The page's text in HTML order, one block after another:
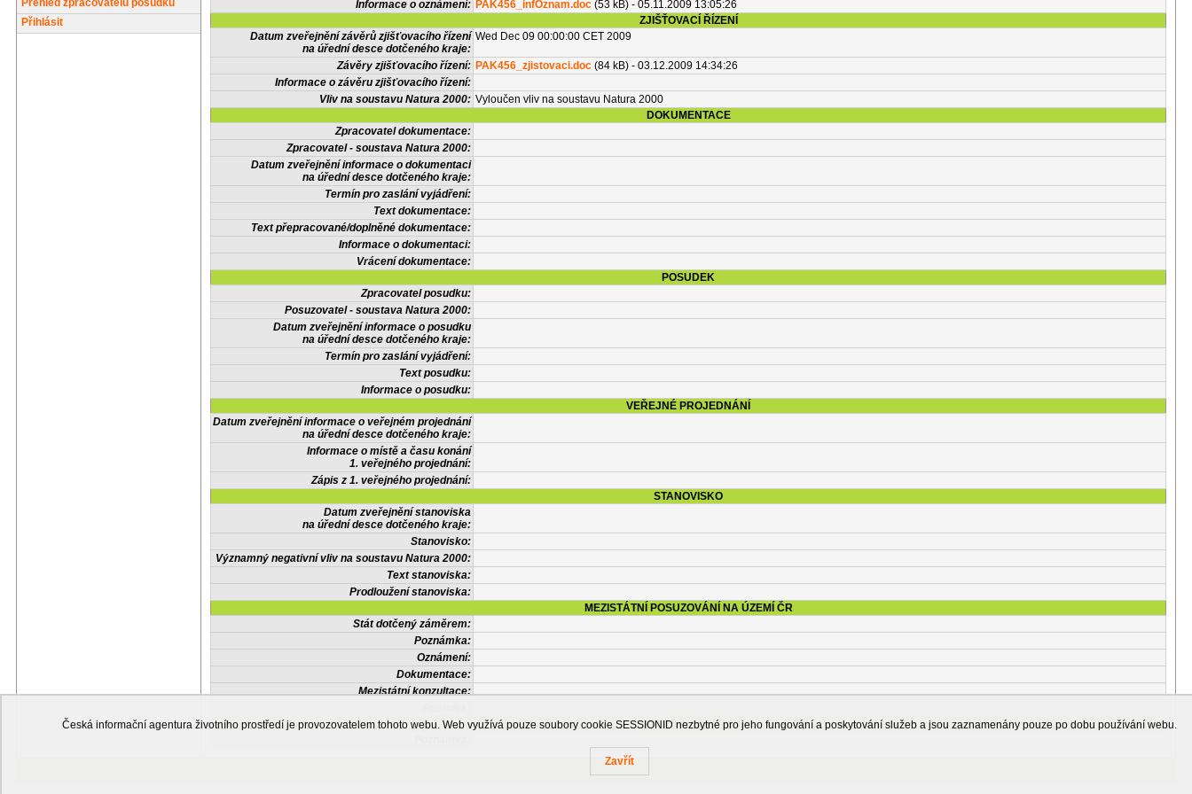
Přehled zpracovatelů posudků
Přihlásit
Informace o oznámení: PAK456_infOznam.doc (53 kB) - 05.11.2009 13:05:26
ZJIŠŤOVACÍ ŘÍZENÍ
Datum zveřejnění závěrů zjišťovacího řízení
na úřední desce dotčeného kraje:
Wed Dec 09 00:00:00 CET 2009
Závěry zjišťovacího řízení: PAK456_zjistovaci.doc (84 kB) - 03.12.2009 14:34:26
Informace o závěru zjišťovacího řízení:
Vliv na soustavu Natura 2000: Vyloučen vliv na soustavu Natura 2000
DOKUMENTACE
Zpracovatel dokumentace:
Zpracovatel - soustava Natura 2000:
Datum zveřejnění informace o dokumentaci
na úřední desce dotčeného kraje:
Termín pro zaslání vyjádření:
Text dokumentace:
Text přepracované/doplněné dokumentace:
Informace o dokumentaci:
Vrácení dokumentace:
POSUDEK
Zpracovatel posudku:
Posuzovatel - soustava Natura 2000:
Datum zveřejnění informace o posudku
na úřední desce dotčeného kraje:
Termín pro zaslání vyjádření:
Text posudku:
Informace o posudku:
VEŘEJNÉ PROJEDNÁNÍ
Datum zveřejnění informace o veřejném projednání
na úřední desce dotčeného kraje:
Informace o místě a času konání
1. veřejného projednání:
Zápis z 1. veřejného projednání:
STANOVISKO
Datum zveřejnění stanoviska
na úřední desce dotčeného kraje:
Stanovisko:
Významný negativní vliv na soustavu Natura 2000:
Text stanoviska:
Prodloužení stanoviska:
MEZISTÁTNÍ POSUZOVÁNÍ NA ÚZEMÍ ČR
Stát dotčený záměrem:
Poznámka:
Oznámení:
Dokumentace:
Mezistátní konzultace:
OSTATNÍ INFORMACE
Česká informační agentura životního prostředí
Česká informační agentura životního prostředí je provozovatelem tohoto webu. Web využívá pouze soubory cookie SESSIONID nezbytné pro jeho fungování a poskytování služeb a jsou zaznamenány pouze po dobu používání webu.
Zavřít